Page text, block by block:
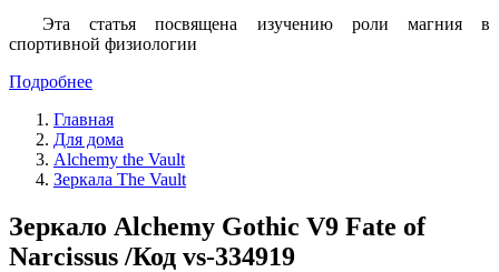
Эта статья посвящена изучению роли магния в
спортивной физиологии
Подробнее
Главная
Для дома
Alchemy the Vault
Зеркала The Vault
Зеркало Alchemy Gothic V9 Fate of
Narcissus /Код vs-334919